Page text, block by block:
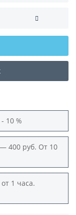
10 %
400 руб. От 10
1 часа.